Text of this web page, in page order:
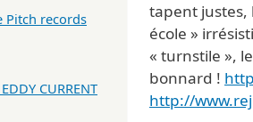
tapent justes,
école »
« turnstile »,
bonnard !
http://
Pitch records
EDDY CURRENT